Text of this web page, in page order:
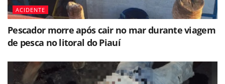
ACIDENTE
Pescador morre após cair no mar durante viagem
de pesca no litoral do Piauí